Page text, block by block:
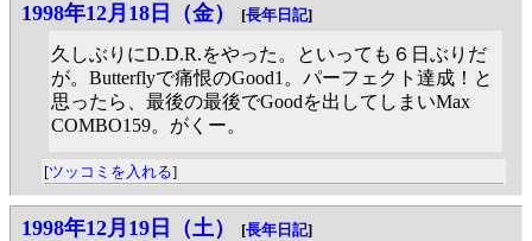
1998年12月18日（金） [長年日記]
久しぶりにD.D.R.をやった。といっても６日ぶりだ
が。Butterflyで痛恨のGood1。パーフェクト達成！と
思ったら、最後の最後でGoodを出してしまいMax
COMBO159。がくー。
[ツッコミを入れる]
1998年12月19日（土） [長年日記]